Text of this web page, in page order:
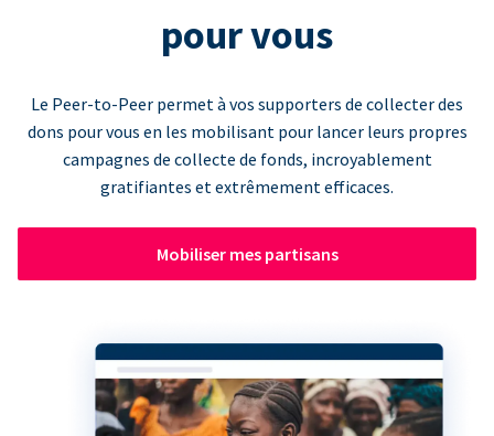
pour vous
Le Peer-to-Peer permet à vos supporters de collecter des
dons pour vous en les mobilisant pour lancer leurs propres
campagnes de collecte de fonds, incroyablement
gratifiantes et extrêmement efficaces.
Mobiliser mes partisans